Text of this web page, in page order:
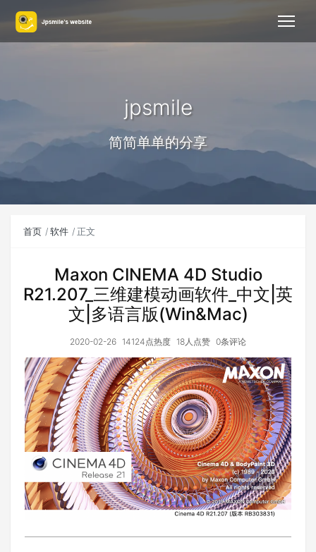
jpsmile
简简单单的分享
首页 软件 正文
Maxon CINEMA 4D Studio
R21.207_三维建模动画软件_中文|英
文|多语言版(Win&Mac)
2020-02-26 14124点热度 18人点赞 0条评论